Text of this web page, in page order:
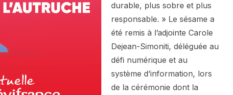
durable, plus sobre et plus
responsable. » Le sésame a
été remis à l’adjointe Carole
Dejean-Simoniti, déléguée au
défi numérique et au
système d’information, lors
de la cérémonie dont la